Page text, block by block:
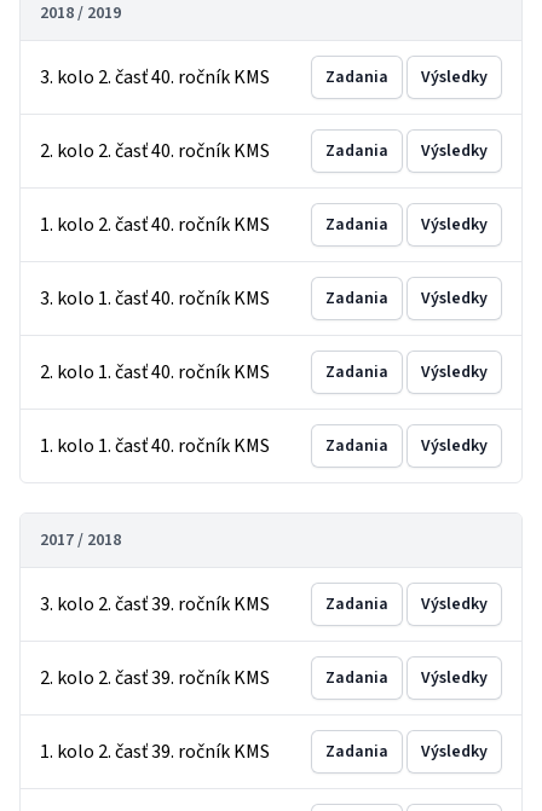
2018 / 2019
3. kolo 2. časť 40. ročník KMS Zadania Výsledky
2. kolo 2. časť 40. ročník KMS Zadania Výsledky
1. kolo 2. časť 40. ročník KMS Zadania Výsledky
3. kolo 1. časť 40. ročník KMS Zadania Výsledky
2. kolo 1. časť 40. ročník KMS Zadania Výsledky
1. kolo 1. časť 40. ročník KMS Zadania Výsledky
2017 / 2018
3. kolo 2. časť 39. ročník KMS Zadania Výsledky
2. kolo 2. časť 39. ročník KMS Zadania Výsledky
1. kolo 2. časť 39. ročník KMS Zadania Výsledky